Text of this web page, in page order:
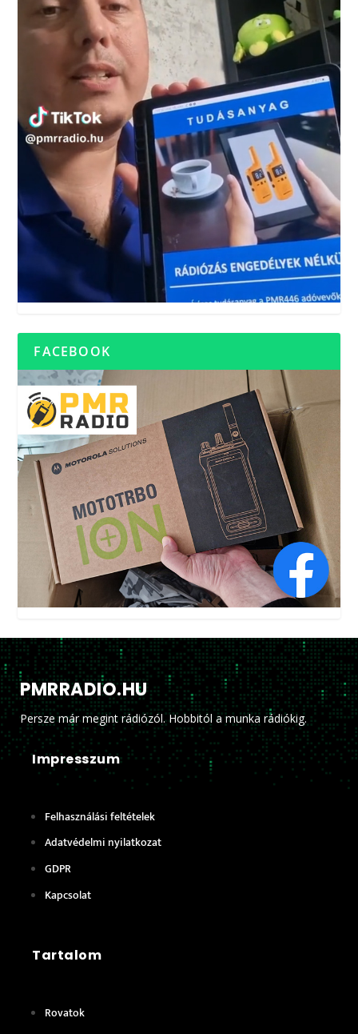
FACEBOOK
PMRRADIO.HU
Persze már megint rádiózól. Hobbitól a munka rádiókig.
Impresszum
Felhasználási feltételek
Adatvédelmi nyilatkozat
GDPR
Kapcsolat
Tartalom
Rovatok